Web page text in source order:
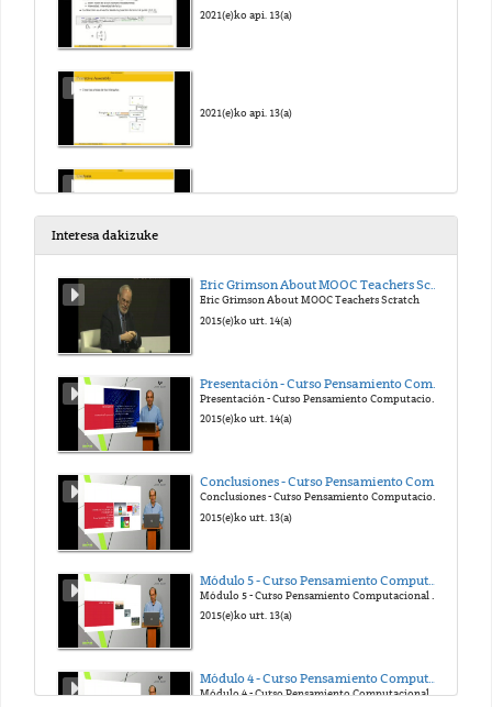
2021(e)ko api. 13(a)
2021(e)ko api. 13(a)
Interesa dakizuke
Eric Grimson About MOOC Teachers Scratch
Eric Grimson About MOOC Teachers Scratch
2015(e)ko urt. 14(a)
Presentación - Curso Pensamiento Computacional en la Escuela
2015(e)ko urt. 14(a)
Conclusiones - Curso Pensamiento Computacional en la Escuela
Conclusiones - Curso Pensamiento Computacional en la Escuela
2015(e)ko urt. 13(a)
Módulo 5 - Curso Pensamiento Computacional en la Escuela
2015(e)ko urt. 13(a)
Módulo 4 - Curso Pensamiento Computacional en la Escuela
Módulo 4 - Curso Pensamiento Computacional en la Escuela